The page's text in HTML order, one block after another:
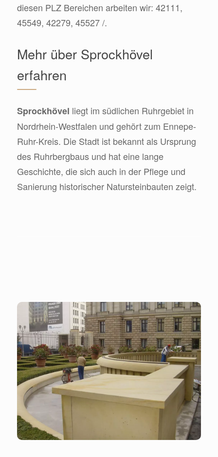
diesen PLZ Bereichen arbeiten wir: 42111,
45549, 42279, 45527 /.
Mehr über Sprockhövel
erfahren
Sprockhövel liegt im südlichen Ruhrgebiet in
Nordrhein-Westfalen und gehört zum Ennepe-
Ruhr-Kreis. Die Stadt ist bekannt als Ursprung
des Ruhrbergbaus und hat eine lange
Geschichte, die sich auch in der Pflege und
Sanierung historischer Natursteinbauten zeigt.